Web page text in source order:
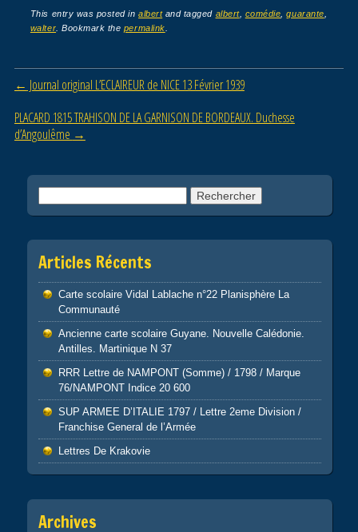
c
e
b
o
o
k
tt
er
ail
ta
er
This entry was posted inalbertand tagged albert, comédie ,quarante
walter . Bookmark the permalink
Post navigation
← Journal original L’ECLAIREUR de NICE 13 Février 1939
PLACARD 1815 TRAHISON DE LA GARNISON DE BORDEAUX. Duchesse
d’Angoulême →
Articles Récents
Carte scolaire Vidal Lablache n°22 Planisphère La
Communauté
Ancienne carte scolaire Guyane. Nouvelle Calédonie.
Antilles. Martinique N 37
RRR Lettre de NAMPONT (Somme) / 1798 / Marque
76/NAMPONT Indice 20 600
SUP ARMEE D’ITALIE 1797 / Lettre 2eme Division /
Franchise General de l’Armée
Lettres De Krakovie
Archives